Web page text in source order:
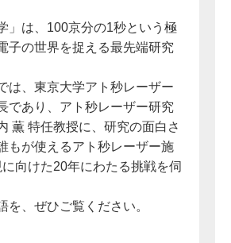
」は、100京分の1秒という極
子の世界を捉える最先端研究
は、東京大学アト秒レーザー
であり、アト秒レーザー研究
薫 特任教授に、研究の面白さ
もが使えるアト秒レーザー施
向けた20年にわたる挑戦を伺
を、ぜひご覧ください。